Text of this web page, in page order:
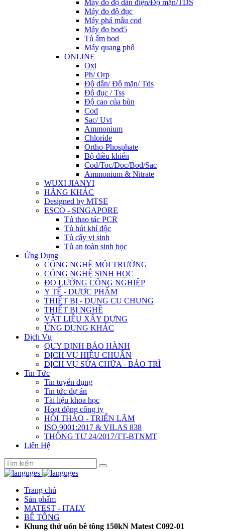
Máy đo độ dẫn điện/Độ mặn/TDS
Máy đo độ đục
Máy phá mẫu cod
Máy đo bod5
Tủ ấm bod
Máy quang phổ
ONLINE
Oxi
Ph/ Orp
Độ dẫn/ Độ mặn/ Tds
Độ đục / Tss
Độ cao của bùn
Cod
Sac/ Uvt
Ammonium
Chloride
Ortho-Phosphate
Bộ điều khiển
Cod/Toc/Doc/Bod/Sac
Ammonium & Nitrate
WUXI JIANYI
HÃNG KHÁC
Designed by MTSE
ESCO - SINGAPORE
Tủ thao tác PCR
Tủ hút khí độc
Tủ cấy vi sinh
Tủ an toàn sinh học
Ứng Dụng
CÔNG NGHỆ MÔI TRƯỜNG
CÔNG NGHỆ SINH HỌC
ĐO LƯỜNG CÔNG NGHIỆP
Y TẾ - DƯỢC PHẨM
THIẾT BỊ - DỤNG CỤ CHUNG
THIẾT BỊ NGHỀ
VẬT LIỆU XÂY DỰNG
ỨNG DỤNG KHÁC
Dịch Vụ
QUY ĐỊNH BẢO HÀNH
DỊCH VỤ HIỆU CHUẨN
DỊCH VỤ SỬA CHỮA - BẢO TRÌ
Tin Tức
Tin tuyển dụng
Tin tức dự án
Tài liệu khoa học
Hoạt động công ty
HỘI THẢO - TRIỂN LÃM
ISO 9001:2017 & VILAS 838
THÔNG TƯ 24/2017/TT-BTNMT
Liên Hệ
Trang chủ
Sản phẩm
MATEST - ITALY
BÊ TÔNG
Khung thử uốn bê tông 150kN Matest C092-01